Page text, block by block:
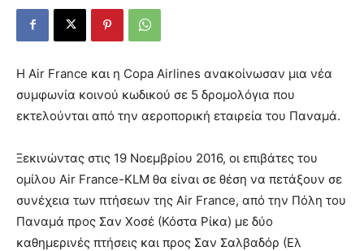
Η Air France και η Copa Airlines ανακοίνωσαν μια νέα
συμφωνία κοινού κωδικού σε 5 δρομολόγια που
εκτελούνται από την αεροπορική εταιρεία του Παναμά.
Ξεκινώντας στις 19 Νοεμβρίου 2016, οι επιβάτες του
ομίλου Air France-KLM θα είναι σε θέση να πετάξουν σε
συνέχεια των πτήσεων της Air France, από την Πόλη του
Παναμά προς Σαν Χοσέ (Κόστα Ρίκα) με δύο
καθημερινές πτήσεις και προς Σαν Σαλβαδόρ (Ελ